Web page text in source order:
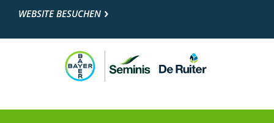
WEBSITE BESUCHEN